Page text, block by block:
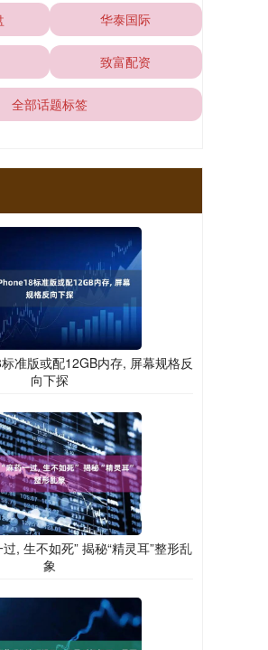
华泰国际
致富配资
全部话题标签
准版或配12GB内存, 屏幕规格反
向下探
, 生不如死” 揭秘“精灵耳”整形乱
象